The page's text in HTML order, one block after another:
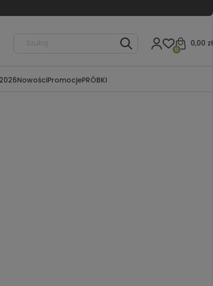
0,00 zł
0
NowościPromocjePRÓBKI